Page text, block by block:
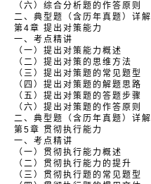
（六）综合分析题的作答原则
二、典型题（含历年真题）详解
第4章 提出对策能力
一、考点精讲
（一）提出对策能力概述
（二）提出对策的思维方法
（三）提出对策题的常见题型
（四）提出对策题的解题思路
（五）提出对策题的答题步骤
（六）提出对策题的作答原则
二、典型题（含历年真题）详解
第5章 贯彻执行能力
一、考点精讲
（一）贯彻执行能力概述
（二）贯彻执行能力的提升
（三）贯彻执行题的常见题型